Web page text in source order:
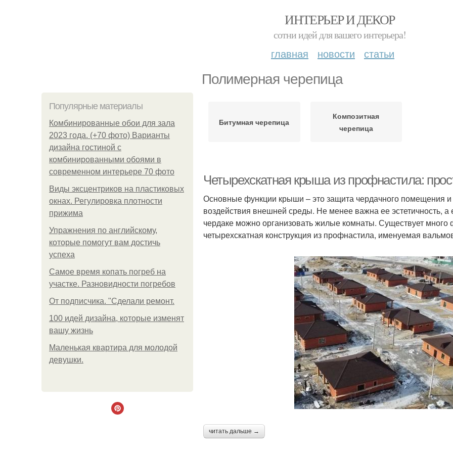
ИНТЕРЬЕР И ДЕКОР
сотни идей для вашего интерьера!
главная новости статьи
Полимерная черепица
Популярные материалы
Комбинированные обои для зала
2023 года. (+70 фото) Варианты
дизайна гостиной с
комбинированными обоями в
современном интерьере 70 фото
Виды эксцентриков на пластиковых
окнах. Регулировка плотности
прижима
Упражнения по английскому,
которые помогут вам достичь
успеха
Самое время копать погреб на
участке. Разновидности погребов
От подписчика. "Сделали ремонт.
100 идей дизайна, которые изменят
вашу жизнь
Маленькая квартира для молодой
девушки.
Битумная черепица
Композитная
черепица
Четырехскатная крыша из профнастила:
Основные функции крыши – это защита чердачного помещения и
воздействия внешней среды. Не менее важна ее эстетичность, а
чердаке можно организовать жилые комнаты. Существует
четырехскатная конструкция из профнастила, именуемая
читать дальше →